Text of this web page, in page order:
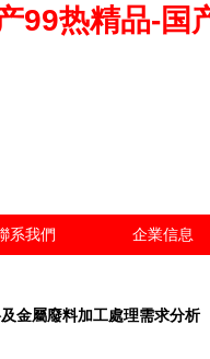
99热精品-
系我們 企業信息
金屬廢料加工處理需求分析